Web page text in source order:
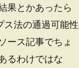
果とかあったら
ス法の通過可能性
ース記事でちょ
るわけではな